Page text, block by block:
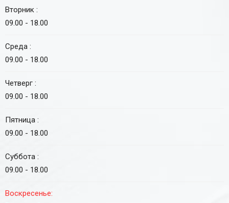
Вторник :
09.00 - 18.00
Среда :
09.00 - 18.00
Четверг :
09.00 - 18.00
Пятница :
09.00 - 18.00
Суббота :
09.00 - 18.00
Воскресенье: